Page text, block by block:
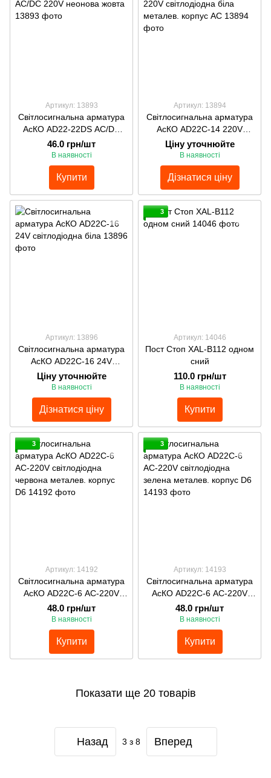
Артикул: 13893
Світлосигнальна арматура
АсКО AD22-22DS АС/DC
220V неонова жовта
46.0 грн/шт
В наявності
Купити
Артикул: 13894
Світлосигнальна арматура
АсКО AD22C-14 220V
світлодіодна біла металев.
корпус АС
Ціну уточнюйте
В наявності
Дізнатися ціну
Артикул: 13896
Світлосигнальна арматура
АсКО AD22C-16 24V
світлодіодна біла
Ціну уточнюйте
В наявності
Дізнатися ціну
3
Артикул: 14046
Пост Стоп XAL-B112 одном
сний
110.0 грн/шт
В наявності
Купити
3
Артикул: 14192
Світлосигнальна арматура
АсКО AD22C-6 АС-220V
світлодіодна червона
металев. корпус D6
48.0 грн/шт
В наявності
Купити
3
Артикул: 14193
Світлосигнальна арматура
АсКО AD22C-6 АС-220V
світлодіодна зелена
металев. корпус D6
48.0 грн/шт
В наявності
Купити
Показати ще 20 товарів
Назад 3 з 8 Вперед